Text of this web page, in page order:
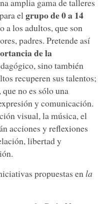
elgrupo de 0 a 14
a los adultos, que son
padres. Pretende así
de la
sino también
recuperen sus talentos;
que no es sólo una
y comunicación.
visual, la música, el
acciones y reflexiones
libertad y
propuestas en la